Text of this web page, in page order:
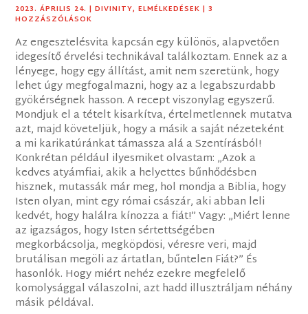
2023. ÁPRILIS 24. |DIVINITY,ELMÉLKEDÉSEK | 3
HOZZÁSZÓLÁSOK
Az engesztelésvita kapcsán egy különös, alapvetően
idegesítő érvelési technikával találkoztam. Ennek az a
lényege, hogy egy állítást, amit nem szeretünk, hogy
lehet úgy megfogalmazni, hogy az a legabszurdabb
gyökérségnek hasson. A recept viszonylag egyszerű.
Mondjuk el a tételt kisarkítva, értelmetlennek mutatva
azt, majd követeljük, hogy a másik a saját nézeteként
a mi karikatúránkat támassza alá a Szentírásból!
Konkrétan például ilyesmiket olvastam: „Azok a
kedves atyámfiai, akik a helyettes bűnhődésben
hisznek, mutassák már meg, hol mondja a Biblia, hogy
Isten olyan, mint egy római császár, aki abban leli
kedvét, hogy halálra kínozza a fiát!” Vagy: „Miért lenne
az igazságos, hogy Isten sértettségében
megkorbácsolja, megköpdösi, véresre veri, majd
brutálisan megöli az ártatlan, bűntelen Fiát?” És
hasonlók. Hogy miért nehéz ezekre megfelelő
komolysággal válaszolni, azt hadd illusztráljam néhány
másik példával.